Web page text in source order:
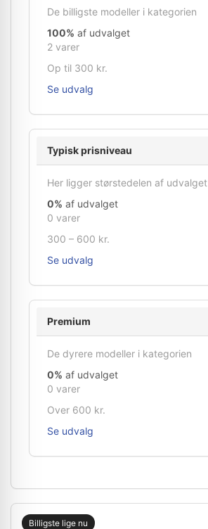
De billigste modeller i kategorien
100% af udvalget
2 varer
Op til 300 kr.
Se udvalg
Typisk prisniveau
Her ligger størstedelen af udvalget
0% af udvalget
0 varer
300 – 600 kr.
Se udvalg
Premium
De dyrere modeller i kategorien
0% af udvalget
0 varer
Over 600 kr.
Se udvalg
Billigste lige nu